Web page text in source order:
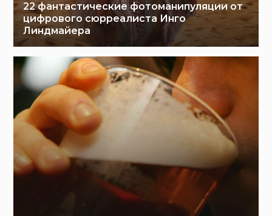
22 фантастические фотоманипуляции от
цифрового сюрреалиста Инго
Линдмайера